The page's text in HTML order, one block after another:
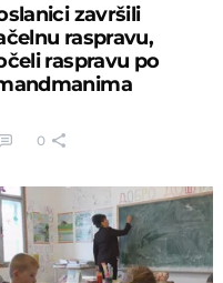
završili
raspravu,
raspravu po
0